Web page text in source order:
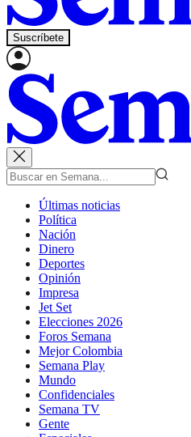
Suscríbete
Últimas noticias
Política
Nación
Dinero
Deportes
Opinión
Impresa
Jet Set
Elecciones 2026
Foros Semana
Mejor Colombia
Semana Play
Mundo
Confidenciales
Semana TV
Gente